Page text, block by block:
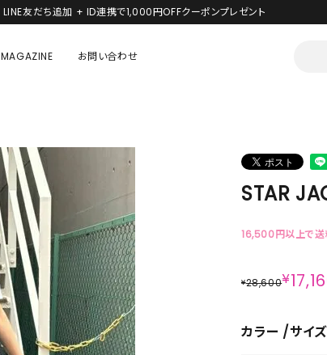
LINE友だち追加 + ID連携で1,000円OFFクーポンプレゼント
ニャニィニュニェニョン
MAGAZINE お問い合わせ
STAR
16,500円以上で送
¥28,600¥
カラー サイズ